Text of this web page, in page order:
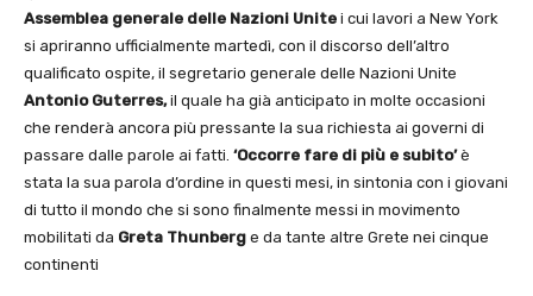
Assemblea generale delle Nazioni Unite i cui lavori a New York
si apriranno ufficialmente martedì, con il discorso dell’altro
qualificato ospite, il segretario generale delle Nazioni Unite
Antonio Guterres,il quale ha già anticipato in molte occasioni
che renderà ancora più pressante la sua richiesta ai governi di
passare dalle parole ai fatti. ‘Occorre fare di più e subito’è
stata la sua parola d’ordine in questi mesi, in sintonia con i giovani
di tutto il mondo che si sono finalmente messi in movimento
mobilitati da Greta Thunberg e da tante altre Grete nei cinque
continenti